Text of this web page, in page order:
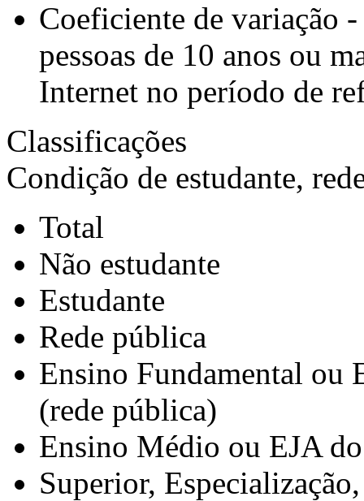
Coeficiente de variação
pessoas de 10 anos ou
Internet no período de
Classificações
Condição de estudante,
Total
Não estudante
Estudante
Rede pública
Ensino Fundamental ou
(rede pública)
Ensino Médio ou EJA
Superior,